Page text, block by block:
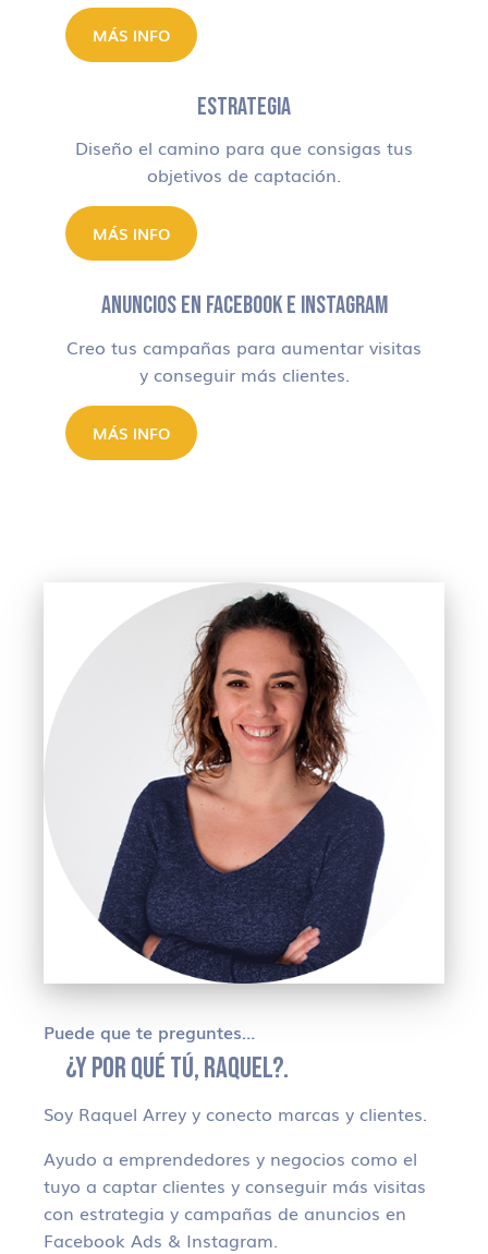
MÁS INFO
ESTRATEGIA
Diseño el camino para que consigas tus
objetivos de captación.
MÁS INFO
ANUNCIOS EN FACEBOOK E INSTAGRAM
Creo tus campañas para aumentar visitas
y conseguir más clientes.
MÁS INFO
Puede que te preguntes…
¿Y POR QUÉ TÚ, RAQUEL?.
Soy Raquel Arrey y conecto marcas y clientes.
Ayudo a emprendedores y negocios como el
tuyo a captar clientes y conseguir más visitas
con estrategia y campañas de anuncios en
Facebook Ads & Instagram.